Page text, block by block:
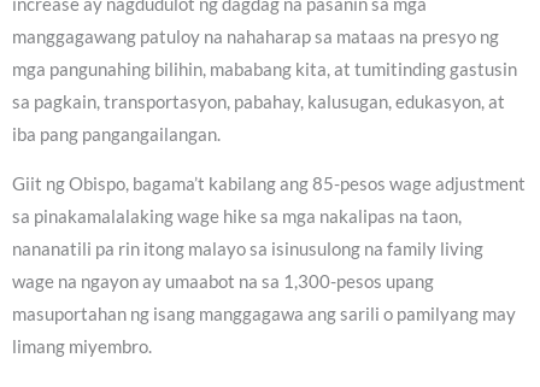
manggagawang patuloy na nahaharap sa mataas na presyo ng
mga pangunahing bilihin, mababang kita, at tumitinding gastusin
sa pagkain, transportasyon, pabahay, kalusugan, edukasyon, at
iba pang pangangailangan.
Giit ng Obispo, bagama’t kabilang ang 85-pesos wage adjustment
sa pinakamalalaking wage hike sa mga nakalipas na taon,
nananatili pa rin itong malayo sa isinusulong na family living
wage na ngayon ay umaabot na sa 1,300-pesos upang
masuportahan ng isang manggagawa ang sarili o pamilyang may
limang miyembro.